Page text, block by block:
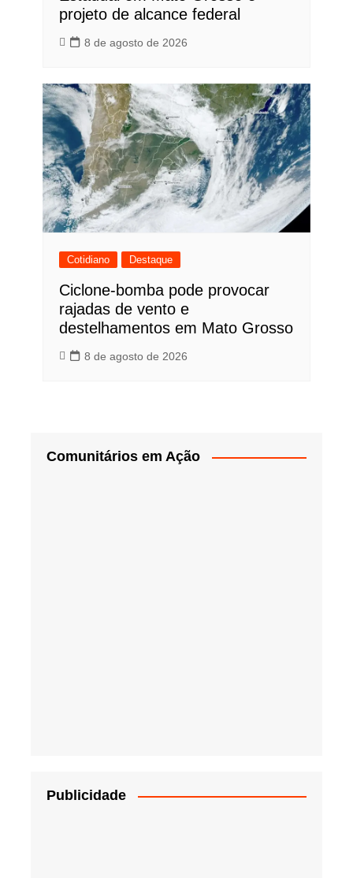
projeto de alcance federal
8 de agosto de 2026
Cotidiano Destaque
Ciclone-bomba pode provocar
rajadas de vento e
destelhamentos em Mato Grosso
8 de agosto de 2026
Comunitários em Ação
Publicidade